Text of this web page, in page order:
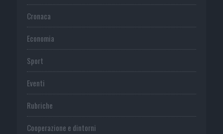
Cronaca
Economia
Sport
Eventi
Rubriche
Cooperazione e dintorni